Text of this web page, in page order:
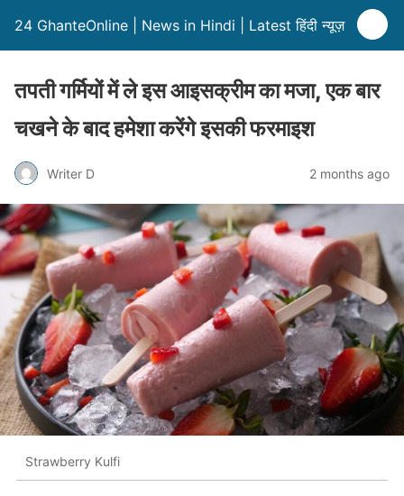
24 GhanteOnline | News in Hindi | Latest हिंदी न्यूज़
तपती गर्मियों में ले इस आइसक्रीम का मजा, एक बार
चखने के बाद हमेशा करेंगे इसकी फरमाइश
Writer D 2 months ago
Strawberry Kulfi